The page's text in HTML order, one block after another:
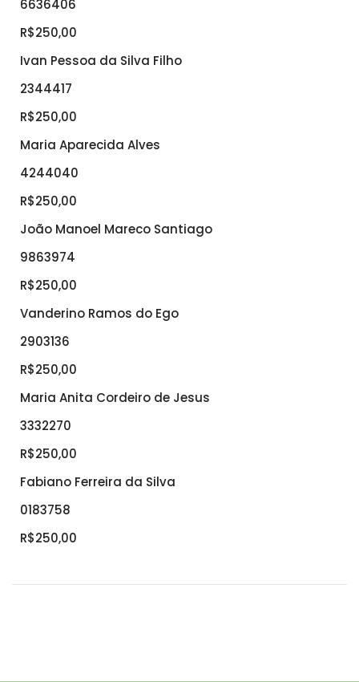
6636406
R$250,00
Ivan Pessoa da Silva Filho
2344417
R$250,00
Maria Aparecida Alves
4244040
R$250,00
João Manoel Mareco Santiago
9863974
R$250,00
Vanderino Ramos do Ego
2903136
R$250,00
Maria Anita Cordeiro de Jesus
3332270
R$250,00
Fabiano Ferreira da Silva
0183758
R$250,00